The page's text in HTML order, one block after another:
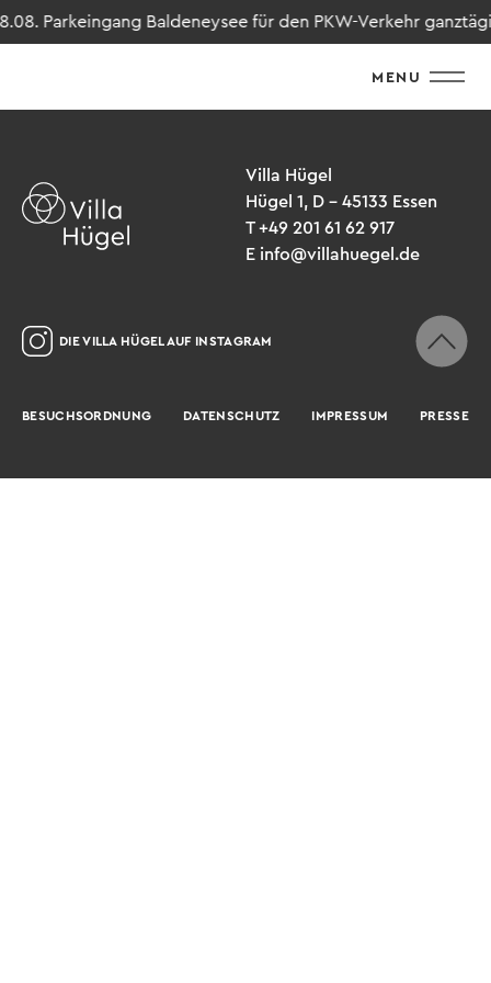
Parkeingang Baldeneysee für den PKW-Verkehr
MENU
Villa Hügel
Hügel 1, D – 45133 Essen
T +49 201 61 62 917
E info@villahuegel.de
DIE VILLA HÜGEL AUF INSTAGRAM
BESUCHSORDNUNG DATENSCHUTZ IMPRESSUM PRESSE